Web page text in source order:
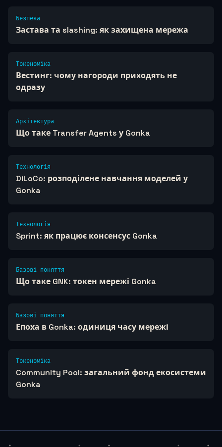
Безпека
Застава та slashing: як захищена мережа
Токеноміка
Вестинг: чому нагороди приходять не
одразу
Архітектура
Що таке Transfer Agents у Gonka
Технологія
DiLoCo: розподілене навчання моделей у
Gonka
Технологія
Sprint: як працює консенсус Gonka
Базові поняття
Що таке GNK: токен мережі Gonka
Базові поняття
Епоха в Gonka: одиниця часу мережі
Токеноміка
Community Pool: загальний фонд екосистеми
Gonka